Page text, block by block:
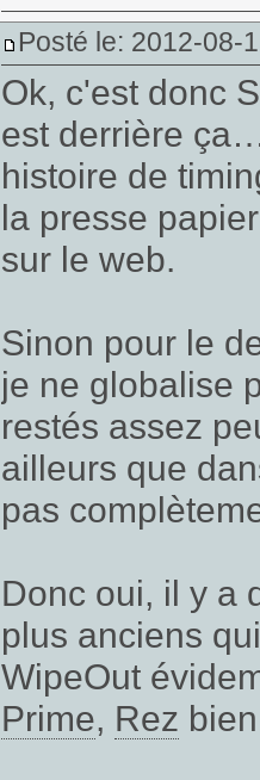
Posté le: 2012-08-
Ok, c'est donc
est derrière
histoire de
la presse
sur le web.
Sinon pour le
je ne globalise
restés assez
ailleurs que
pas
Donc oui, il y a
plus anciens
WipeOut
Prime, Rez